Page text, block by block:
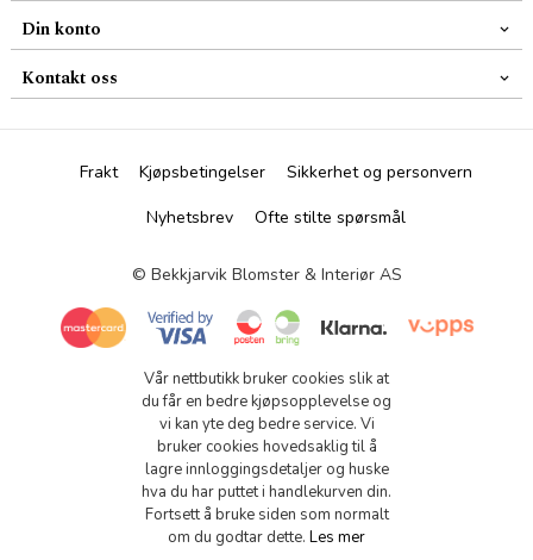
Din konto
Kontakt oss
Frakt Kjøpsbetingelser
Sikkerhet og personvern
Nyhetsbrev
Ofte stilte spørsmål
© Bekkjarvik Blomster & Interiør AS
Vår nettbutikk bruker cookies slik at
du får en bedre kjøpsopplevelse og
vi kan yte deg bedre service. Vi
bruker cookies hovedsaklig til å
lagre innloggingsdetaljer og huske
hva du har puttet i handlekurven din.
Fortsett å bruke siden som normalt
om du godtar dette. Les mer